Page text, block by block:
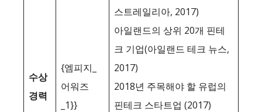
수상
경력
{엠피지_
어워즈
_1}}
스트레일리아, 2017)
아일랜드의 상위 20개 핀테
크 기업(아일랜드 테크 뉴스,
2017)
2018년 주목해야 할 유럽의
핀테크 스타트업 (2017)